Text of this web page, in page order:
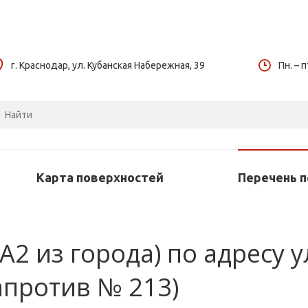
г. Краснодар, ул. Кубанская Набережная, 39 Пн. –
Карта поверхностей Перечень
из города) по адресу
№ 213)